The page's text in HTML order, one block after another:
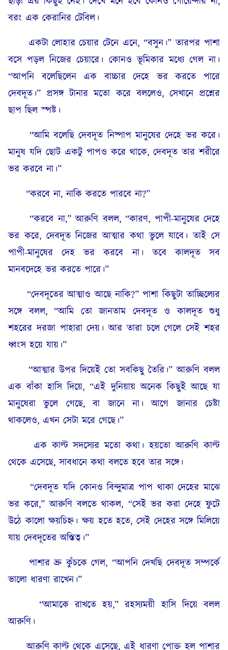
বরং এক কেরানির টেবিল।
একটা লোহার চেয়ার টেনে এনে, “বসুন।” তারপর পাশা
বসে পড়ল নিজের চেয়ারে। কোনও ভূমিকার মধ্যে গেল না।
“আপনি বলেছিলেন এক বাচ্চার দেহে ভর করতে পারে
দেবদূত।” প্রসঙ্গ টানার মতো করে বললেও, সেখানে প্রশ্নের
ছাপ ছিল স্পষ্ট।
“আমি বলেছি দেবদূত নিষ্পাপ মানুষের দেহে ভর করে।
মানুষ যদি ছোট একটু পাপও করে থাকে, দেবদূত তার শরীরে
ভর করবে না।”
“করবে না, নাকি করতে পারবে না?”
“করবে না,” আরুণি বলল, “কারণ, পাপী-মানুষের দেহে
ভর করে, দেবদূত নিজের আত্মার কথা ভুলে যাবে। তাই সে
পাপী-মানুষের দেহ ভর করবে না। তবে কালদূত সব
মানবদেহে ভর করতে পারে।”
“দেবদূতের আত্মাও আছে নাকি?” পাশা কিছুটা তাচ্ছিল্যের
সঙ্গে বলল, “আমি তো জানতাম দেবদূত ও কালদূত শুধু
শহরের দরজা পাহারা দেয়। আর তারা চলে গেলে সেই শহর
ধ্বংস হয়ে যায়।”
“আত্মার উপর দিয়েই তো সবকিছু তৈরি।” আরুণি বলল
এক বাঁকা হাসি দিয়ে, “এই দুনিয়ায় অনেক কিছুই আছে যা
মানুষেরা ভুলে গেছে, বা জানে না। আগে জানার চেষ্টা
থাকলেও, এখন সেটা মরে গেছে।”
এক কাল্ট সদস্যের মতো কথা। হয়তো আরুণি কাল্ট
থেকে এসেছে, সাবধানে কথা বলতে হবে তার সঙ্গে।
“দেবদূত যদি কোনও বিন্দুমাত্র পাপ থাকা দেহের মাঝে
ভর করে,” আরুণি বলতে থাকল, “সেই ভর করা দেহে ফুটে
উঠে কালো ক্ষয়চিহ্ন। ক্ষয় হতে হতে, সেই দেহের সঙ্গে মিলিয়ে
যায় দেবদূতের অস্তিত্ব।”
পাশার ভ্রু কুঁচকে গেল, “আপনি দেখছি দেবদূত সম্পর্কে
ভালো ধারণা রাখেন।”
“আমাকে রাখতে হয়,” রহস্যময়ী হাসি দিয়ে বলল
আরুণি।
আরুণি কাল্ট থেকে এসেছে, এই ধারণা পোক্ত হল পাশার